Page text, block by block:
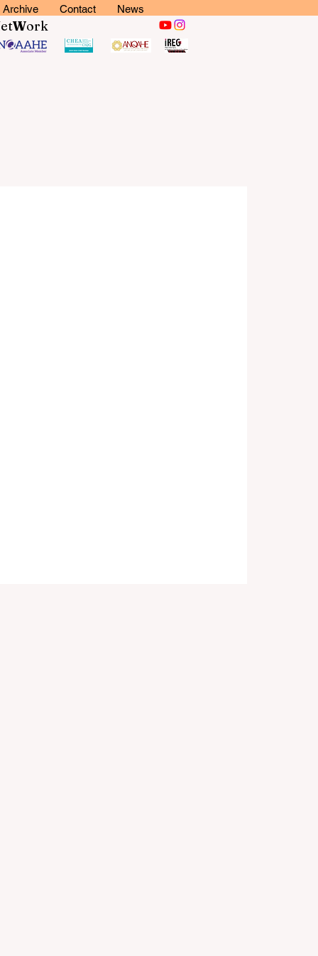
Archive Contact News
etWork